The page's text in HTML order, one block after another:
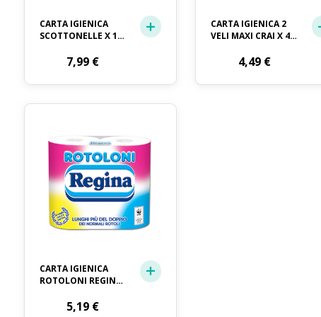
CARTA IGIENICA
SCOTTONELLE X 12
7,99 €
CARTA IGIENICA 2
VELI MAXI CRAI X 4
4,49 €
CARTA IGIENICA
ROTOLONI REGINA
5,19 €